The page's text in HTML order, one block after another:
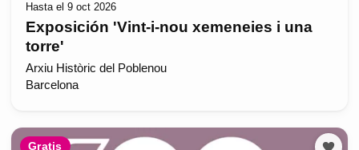
Hasta el 9 oct 2026
Exposición 'Vint-i-nou xemeneies i una
torre'
Arxiu Històric del Poblenou
Barcelona
Gratis